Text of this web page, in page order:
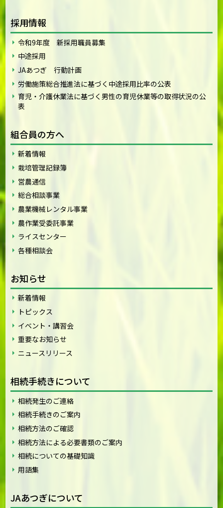
採用情報
令和9年度 新採用職員募集
中途採用
JAあつぎ 行動計画
労働施策総合推進法に基づく中途採用比率の公表
育児・介護休業法に基づく男性の育児休業等の取得状況の公
表
組合員の方へ
新着情報
栽培管理記録簿
営農通信
総合相談事業
農業機械レンタル事業
農作業受委託事業
ライスセンター
各種相談会
お知らせ
新着情報
トピックス
イベント・講習会
重要なお知らせ
ニュースリリース
相続手続きについて
相続発生のご連絡
相続手続きのご案内
相続方法のご確認
相続方法による必要書類のご案内
相続についての基礎知識
用語集
JAあつぎについて